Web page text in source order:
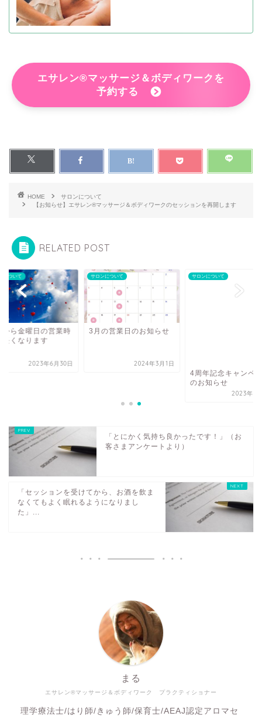
エサレン®マッサージ＆ボディワークを
予約する
HOME
サロンについて
【お知らせ】エサレン®マッサージ＆ボディワークのセッションを再開します
RELATED POST
について
から金曜日の営業時
長くなります
2023年6月30日
サロンについて
3月の営業日のお知らせ
2024年3月1日
サロンについて
4周年記念キャンペ
のお知らせ
2023年5
「とにかく気持ち良かったです！」（お
客さまアンケートより）
「セッションを受けてから、お酒を飲ま
なくてもよく眠れるようになりまし
た」...
エサレン®マッサージ＆ボディワーク プラクティショナー
まる
理学療法士/はり師/きゅう師/保育士/AEAJ認定アロマセ